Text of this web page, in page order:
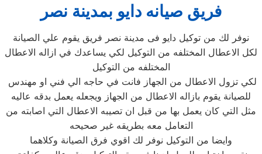
فريق صيانه دايو بمدينة نصر
نوفر لك من توكيل دايو فى مدينة نصر فريق يقوم علي الصيانة
لكل الاعطال المختلفه من التوكيل لكي يساعدك في ازاله الاعطال
المختلفه من التوكيل
للصيانة يقوم بازاله الاعطال من الجهاز ويجعله يعمل بدقه عاليه
مثل التي كان يعمل بها من قبل ان تصيبه الاعطال التي اصابته من
التعامل معه بطريقه غير صحيحه
وايضا من التوكيل نوفر لك اقوي فرق الصيانة وكلاهما